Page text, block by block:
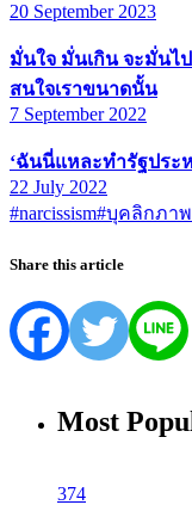
20 September 2023
มั่นใจ มั่นเกิน จะมั่นไ
สนใจเราขนาดนั้น
7 September 2022
‘ฉันนี่แหละทำรัฐประห
22 July 2022
#narcissism#บุคลิกภา
Share this article
Most
374